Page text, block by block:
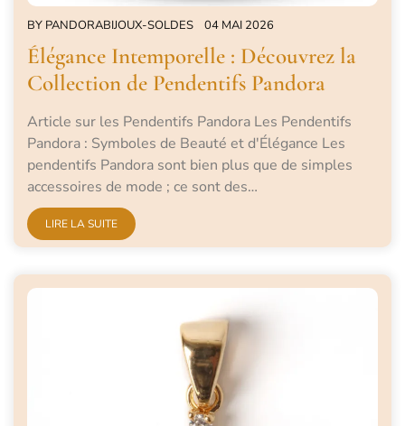
BY PANDORABIJOUX-SOLDES 04 MAI 2026
Élégance Intemporelle : Découvrez la
Collection de Pendentifs Pandora
Article sur les Pendentifs Pandora Les Pendentifs
Pandora : Symboles de Beauté et d'Élégance Les
pendentifs Pandora sont bien plus que de simples
accessoires de mode ; ce sont des…
LIRE LA SUITE